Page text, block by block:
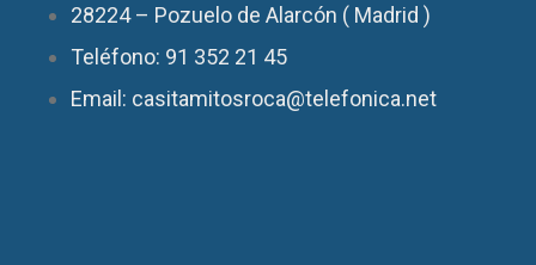
28224 – Pozuelo de Alarcón ( Madrid )
Teléfono: 91 352 21 45
Email: casitamitosroca@telefonica.net